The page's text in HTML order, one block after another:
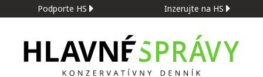
Podporte HS Inzerujte na HS